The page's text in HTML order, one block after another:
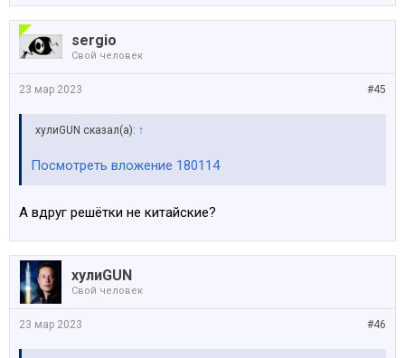
sergio
Свой человек
#45
23 мар 2023
хулиGUN сказал(а): ↑
Посмотреть вложение 180114
А вдруг решётки не китайские?
хулиGUN
Свой человек
#46
23 мар 2023